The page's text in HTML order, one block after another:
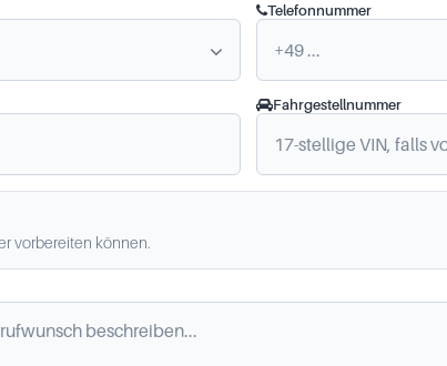
Telefonnummer
Fahrgestellnummer
vorbereiten können.